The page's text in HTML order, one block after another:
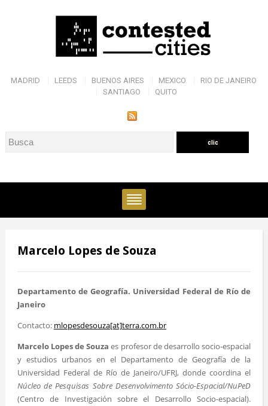
MADRID LEEDS BUENOS AIRES MEXICO
RIO DE JANEIRO
SANTIAGO
QUITO
Marcelo Lopes de Souza
Departamento de Geografía. Universidad Federal de Río de
Janeiro
Contacto: mlopesdesouza[at]terra.com.br
Marcelo Lopes de Souza es profesor de desarrollo socio-espacial
y estudios urbanos en el Departamento de Geografía de la
Universidad Federal de Río de Janeiro/UFRJ, donde coordina el
Núcleo de Pesquisas Sobre Desenvolvimento Sócio-Espacial/NuPeD
(Centro de Investigación sobre el Desarrollo Socio-espacial).